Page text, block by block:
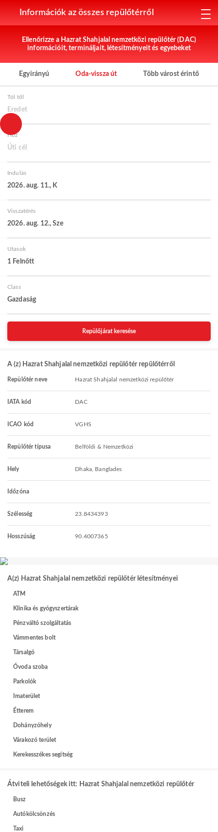
Információk az összes repülőtérről
Ellenőrizze a Hazrat Shahjalal nemzetközi repülőtér (DAC)
információit, termináljait, létesítményeit és egyebeket
Egyirányú Oda-vissza út Több várost érintő
Tól től
Eredet
Hoz
Úti cél
Indulás
2026. aug. 11., K
Visszatérés
2026. aug. 12., Sze
Utasok
1 Felnőtt
Class
Gazdaság
Repülőjárat keresése
A (z) Hazrat Shahjalal nemzetközi repülőtér repülőtérről
Repülőtér neve Hazrat Shahjalal nemzetközi repülőtér
IATA kód DAC
ICAO kód VGHS
Repülőtér típusa Belföldi & Nemzetközi
Hely Dhaka, Banglades
Időzóna
Szélesség 23.8434393
Hosszúság 90.4007365
A(z) Hazrat Shahjalal nemzetközi repülőtér létesítményei
ATM
Klinika és gyógyszertárak
Pénzváltó szolgáltatás
Vámmentes bolt
Társalgó
Óvoda szoba
Parkolók
Imaterület
Étterem
Dohányzóhely
Várakozó terület
Kerekesszékes segítség
Átviteli lehetőségek itt: Hazrat Shahjalal nemzetközi repülőtér
Busz
Autókölcsönzés
Taxi